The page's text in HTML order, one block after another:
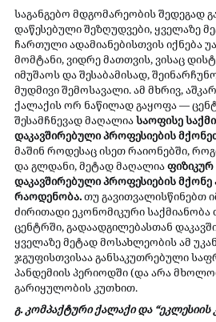
საგანგებო მდგომარეობის შედეგად
დაწესებული შეზღუდვები, ყველაზე
ჩართული ადამიანებისთვის იქნება
მომტანი, ვიდრე მათთვის, ვისაც
იმუშაოს და შესაბამისად,
მუდმივი შემოსავალი. ამ მხრივ,
ქალაქის ორ ნაწილად გაყოფა —
შესამჩნევად მაღალია საოფისე
დაკავშირებული პროფესიების
მაშინ როდესაც ისეთ რაიონებში,
და გლდანი, მეტად მაღალია ფიზიკურ
დაკავშირებული პროფესიების მქონე
რაოდენობა. თუ გავითვალისწინებთ
ძირითადი ეკონომიკური
ცენტრში, გადაადგილებასთან
ყველაზე მეტად მოსახლეობის ამ
ჯგუფისთვისაა განსაკუთრებული
პანდემიის პერიოდში (და არა
გარიყულობის კუთხით.
გ. კომპაქტური ქალაქი და “ეკლესიის